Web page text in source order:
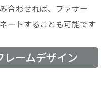
合わせれば、ファサー
ートすることも可能です
レームデザイン